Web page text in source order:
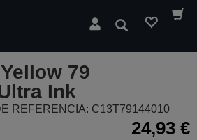
Buscar
79
Ink
REFERENCIA: C13T79144010
24,93 €